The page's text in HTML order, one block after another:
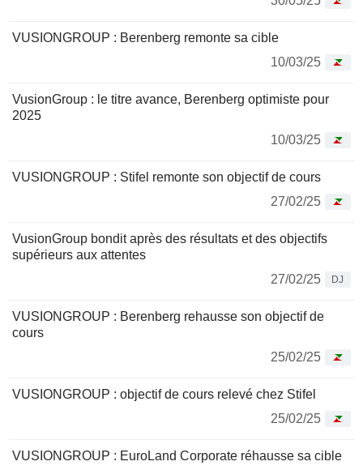
VUSIONGROUP : Berenberg remonte sa cible
10/03/25
VusionGroup : le titre avance, Berenberg optimiste pour
2025
10/03/25
VUSIONGROUP : Stifel remonte son objectif de cours
27/02/25
VusionGroup bondit après des résultats et des objectifs
supérieurs aux attentes
27/02/25
DJ
VUSIONGROUP : Berenberg rehausse son objectif de
cours
25/02/25
VUSIONGROUP : objectif de cours relevé chez Stifel
25/02/25
VUSIONGROUP : EuroLand Corporate réhausse sa cible